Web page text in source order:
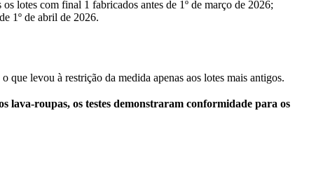
os lotes com final 1 fabricados antes de 1º de março de 2026;
1º de abril de 2026.
que levou à restrição da medida apenas aos lotes mais antigos.
lava-roupas, os testes demonstraram conformidade para os